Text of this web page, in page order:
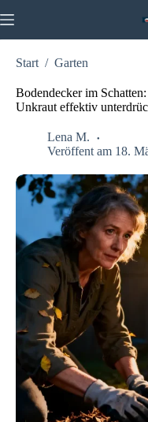
Inhalt
Start / Garten
Bodendecker im
Unkraut effektiv
Lena M.
Veröffent am 18.